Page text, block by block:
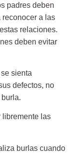
padres deben
a las
relaciones.
deben evitar
sienta
defectos, no
libremente las
burlas cuando